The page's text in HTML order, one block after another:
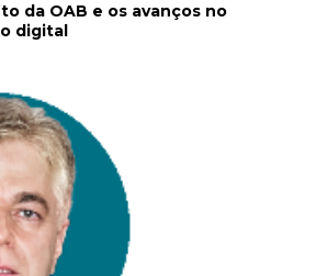
da OAB e os avanços no
digital